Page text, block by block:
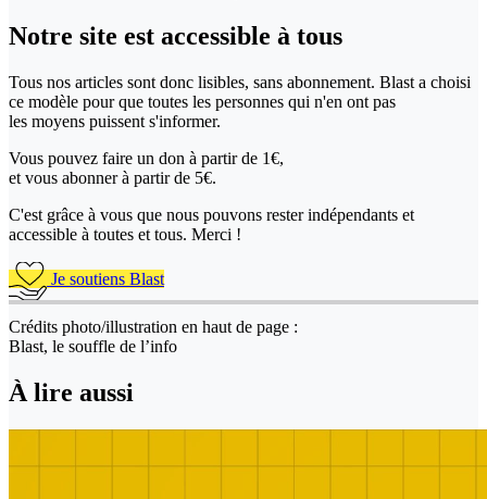
Notre site est accessible à tous
Tous nos articles sont donc lisibles, sans abonnement. Blast a choisi
ce modèle pour que toutes les personnes qui n'en ont pas
les moyens puissent s'informer.
Vous pouvez faire un don à partir de 1€,
et vous abonner à partir de 5€.
C'est grâce à vous que nous pouvons rester indépendants et
accessible à toutes et tous. Merci !
Je soutiens Blast
Crédits photo/illustration en haut de page :
Blast, le souffle de l’info
À lire aussi